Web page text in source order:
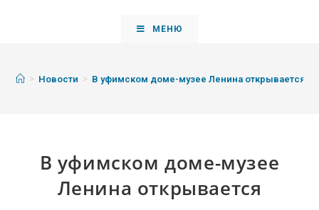
МЕНЮ
> Новости > В уфимском доме-музее Ленина открывается
В уфимском доме-музее
Ленина открывается